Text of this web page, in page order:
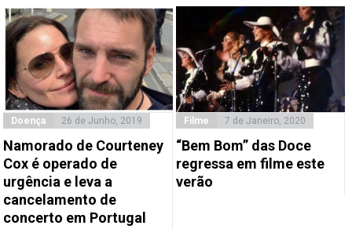
Doença 26 de Junho, 2019
Namorado de Courteney
Cox é operado de
urgência e leva a
cancelamento de
concerto em Portugal
Filme 7 de Janeiro, 2020
“Bem Bom” das Doce
regressa em filme este
verão